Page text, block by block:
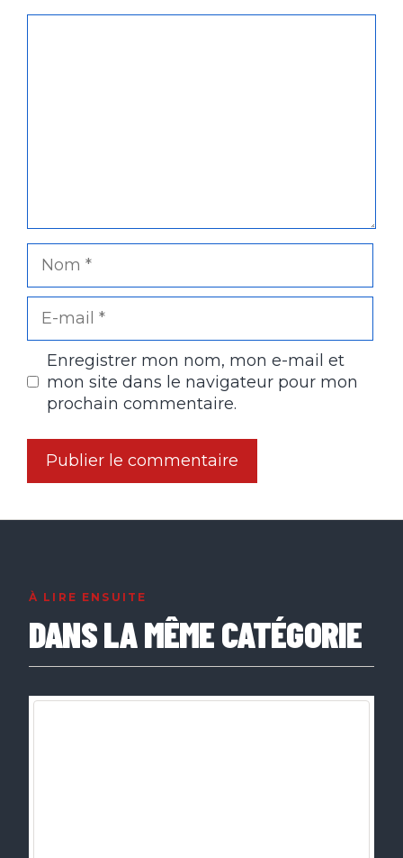
mail
Enregistrer mon nom, mon e-mail et
mon site dans le navigateur pour mon
prochain commentaire.
À LIRE ENSUITE
DANS LA MÊME CATÉGORIE